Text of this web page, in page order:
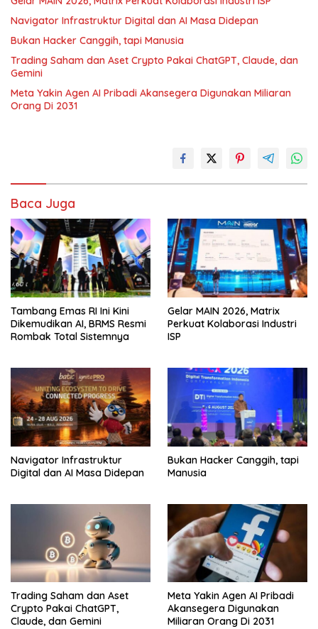
Navigator Infrastruktur Digital dan AI Masa Didepan
Bukan Hacker Canggih, tapi Manusia
Trading Saham dan Aset Crypto Pakai ChatGPT, Claude, dan
Gemini
Meta Yakin Agen AI Pribadi Akansegera Digunakan Miliaran
Orang Di 2031
Baca Juga
Tambang Emas RI Ini Kini
Dikemudikan AI, BRMS Resmi
Rombak Total Sistemnya
Gelar MAIN 2026, Matrix
Perkuat Kolaborasi Industri
ISP
Navigator Infrastruktur
Digital dan AI Masa Didepan
Bukan Hacker Canggih, tapi
Manusia
Trading Saham dan Aset
Crypto Pakai ChatGPT,
Claude, dan Gemini
Meta Yakin Agen AI Pribadi
Akansegera Digunakan
Miliaran Orang Di 2031